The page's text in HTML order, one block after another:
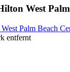
West
Palm Beach
entfernt